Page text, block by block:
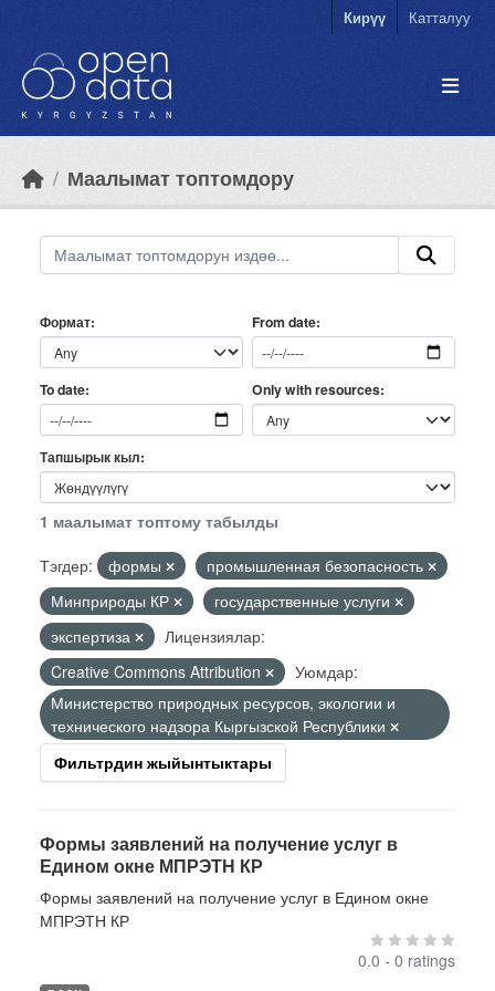
Кирүү Катталуу
Маалымат топтомдору
Формат From date
To date Only with resources
Тапшырык кыл
1 маалымат топтому табылды
Тэгдер:
формы
промышленная безопасность
Минприроды КР
государственные услуги
экспертиза
Лицензиялар:
Creative Commons Attribution
Уюмдар:
Министерство природных ресурсов, экологии и
технического надзора Кыргызской Республики
Фильтрдин жыйынтыктары
Формы заявлений на получение услуг в
Едином окне МПРЭТН КР
Формы заявлений на получение услуг в Едином окне
МПРЭТН КР
0.0 - 0 ratings